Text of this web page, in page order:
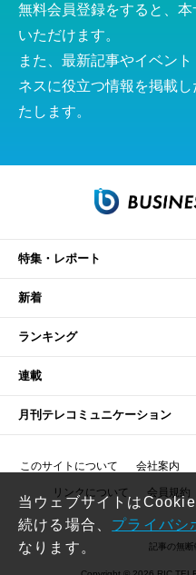
無料会員登録をすると、
いただけます。
また、最新記事やイベン
ネスに役立つ情報を掲載
たします。
特集・レポート
新着
ランキング
連載
月刊テレコミュニケーション
このサイトについて 会社案内
リンクについて 会員規約
記事の無
当ウェブサイトは
続ける場合、 プライバシ
なります。